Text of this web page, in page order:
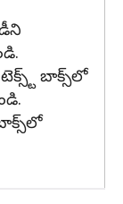
బాక్స్‌లో